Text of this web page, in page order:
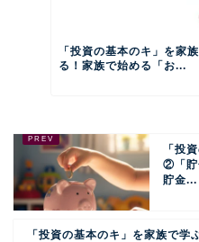
「投資の基本のキ」を家
る！家族で始める「お...
「投
②「貯
貯金...
「投資の基本のキ」を家族で学